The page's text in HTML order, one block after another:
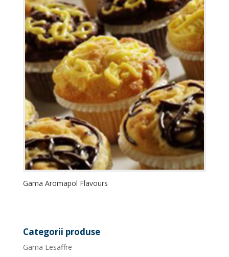
Gama Aromapol Flavours
Categorii produse
Gama Lesaffre